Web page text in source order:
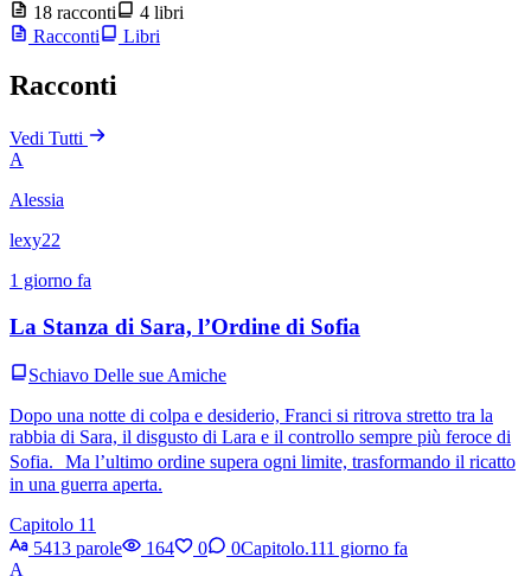
18 racconti
4 libri
Racconti
Libri
Racconti
Vedi Tutti
A
Alessia
lexy22
1 giorno fa
La Stanza di Sara, l’Ordine di Sofia
Schiavo Delle sue Amiche
Dopo una notte di colpa e desiderio, Franci si ritrova stretto tra la
rabbia di Sara, il disgusto di Lara e il controllo sempre più feroce di
Sofia. Ma l’ultimo ordine supera ogni limite, trasformando il ricatto
in una guerra aperta.
Capitolo 11
5413 parole
164 0 0Capitolo.111 giorno fa
A